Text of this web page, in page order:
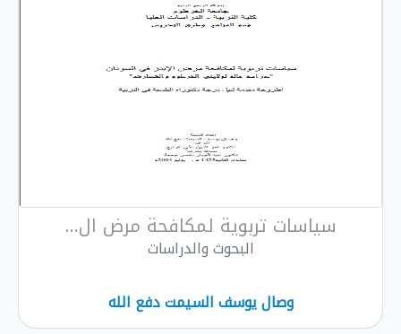
سياسات تربوية لمكافحة مرض ال...
البحوث والدراسات
وصال يوسف السيمت دفع الله